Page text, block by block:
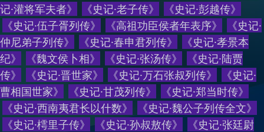
记·灌将军夫者》 《史记·老子传》 《史记·彭越传》
《史记·伍子胥列传》 《高祖功臣侯者年表序》 《史记·
仲尼弟子列传》 《史记·春申君列传》 《史记·孝景本
纪》 《魏文侯卜相》 《史记·张汤传》 《史记·陆贾
传》 《史记·晋世家》 《史记·万石张叔列传》 《史记·
曹相国世家》 《史记·甘茂列传》 《史记·郑当时传》
《史记·西南夷君长以什数》 《史记·魏公子列传全文》
《史记·樗里子传》 《史记·孙叔敖传》 《史记·张廷尉